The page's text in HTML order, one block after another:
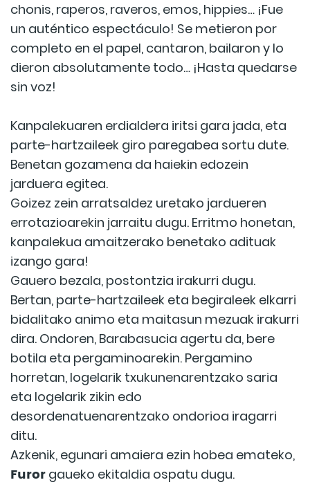
chonis, raperos, raveros, emos, hippies… ¡Fue
un auténtico espectáculo! Se metieron por
completo en el papel, cantaron, bailaron y lo
dieron absolutamente todo… ¡Hasta quedarse
sin voz!
Kanpalekuaren erdialdera iritsi gara jada, eta
parte-hartzaileek giro paregabea sortu dute.
Benetan gozamena da haiekin edozein
jarduera egitea.
Goizez zein arratsaldez uretako jardueren
errotazioarekin jarraitu dugu. Erritmo honetan,
kanpalekua amaitzerako benetako adituak
izango gara!
Gauero bezala, postontzia irakurri dugu.
Bertan, parte-hartzaileek eta begiraleek elkarri
bidalitako animo eta maitasun mezuak irakurri
dira. Ondoren, Barabasucia agertu da, bere
botila eta pergaminoarekin. Pergamino
horretan, logelarik txukunenarentzako saria
eta logelarik zikin edo
desordenatuenarentzako ondorioa iragarri
ditu.
Azkenik, egunari amaiera ezin hobea emateko,
Furor gaueko ekitaldia ospatu dugu.